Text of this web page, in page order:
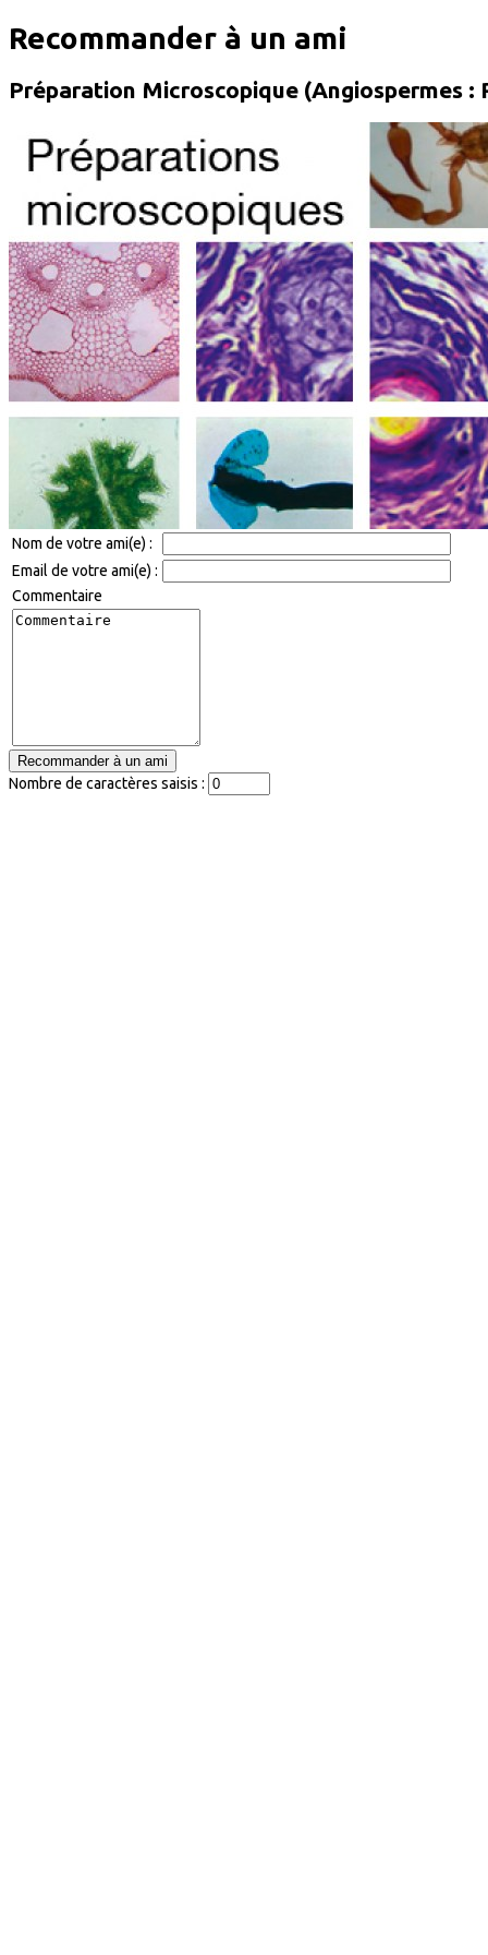
Recommander à un ami
Préparation Microscopique (Angiospermes
Nom de votre ami(e) :
Email de votre ami(e) :
Commentaire
Nombre de caractères saisis :